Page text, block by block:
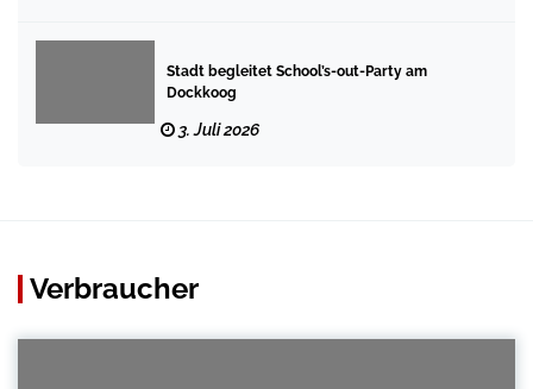
Stadt begleitet School’s-out-Party am
Dockkoog
3. Juli 2026
Verbraucher